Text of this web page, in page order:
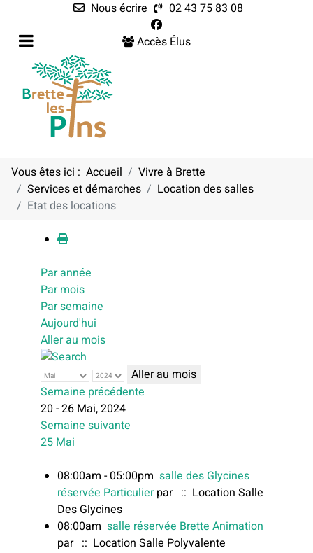
Nous écrire
02 43 75 83 08
Accès Élus
Vous êtes ici : Accueil
Vivre à Brette
Services et démarches
Location des salles
Etat des locations
Calendrier
Par année
Par mois
Par semaine
Aujourd'hui
Aller au mois
Aller au mois
Semaine précédente
20 - 26 Mai, 2024
Semaine suivante
25 Mai
08:00am - 05:00pm salle des Glycines
réservée Particulierpar :: Location Salle
Des Glycines
08:00am salle réservée Brette Animation
par :: Location Salle Polyvalente